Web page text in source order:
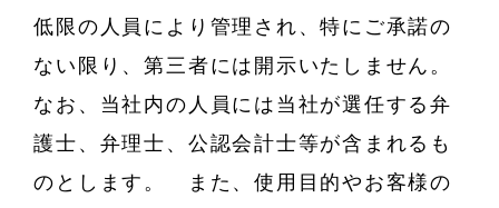
低限の人員により管理され、特にご承諾の
ない限り、第三者には開示いたしません。
なお、当社内の人員には当社が選任する弁
護士、弁理士、公認会計士等が含まれるも
のとします。 また、使用目的やお客様の